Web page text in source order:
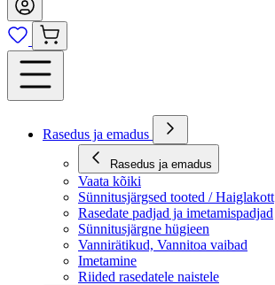
Rasedus ja emadus
Rasedus ja emadus
Vaata kõiki
Sünnitusjärgsed tooted / Haiglakott
Rasedate padjad ja imetamispadjad
Sünnitusjärgne hügieen
Vannirätikud, Vannitoa vaibad
Imetamine
Riided rasedatele naistele